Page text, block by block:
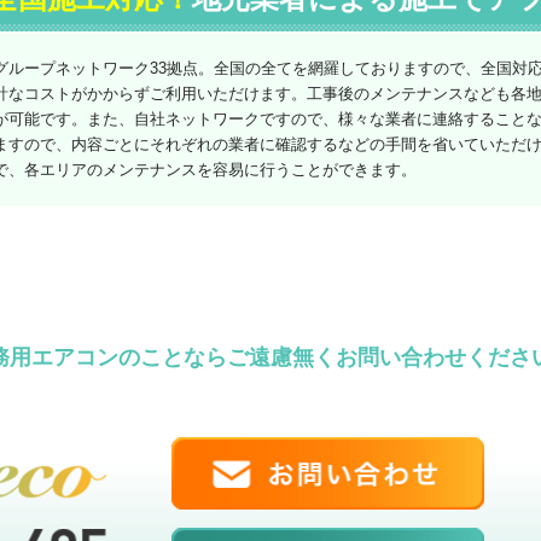
ループネットワーク33拠点。全国の全てを網羅しておりますので、全国対
なコストがかからずご利用いただけます。工事後のメンテナンスなども各
可能です。また、自社ネットワークですので、様々な業者に連絡すること
すので、内容ごとにそれぞれの業者に確認するなどの手間を省いていただ
、各エリアのメンテナンスを容易に行うことができます。
用エアコンのことならご遠慮無くお問い合わせくださ